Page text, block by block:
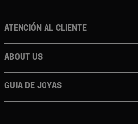
Atención al cliente
About us
Guia de joyas